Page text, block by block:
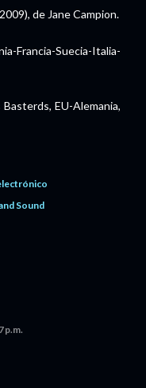
de Jane Campion.
Suecia-Italia-
EU-Alemania,
Sound
p.m.